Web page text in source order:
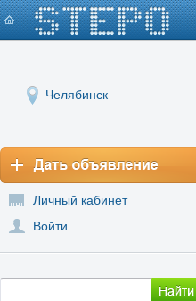
Челябинск
Личный кабинет
Войти